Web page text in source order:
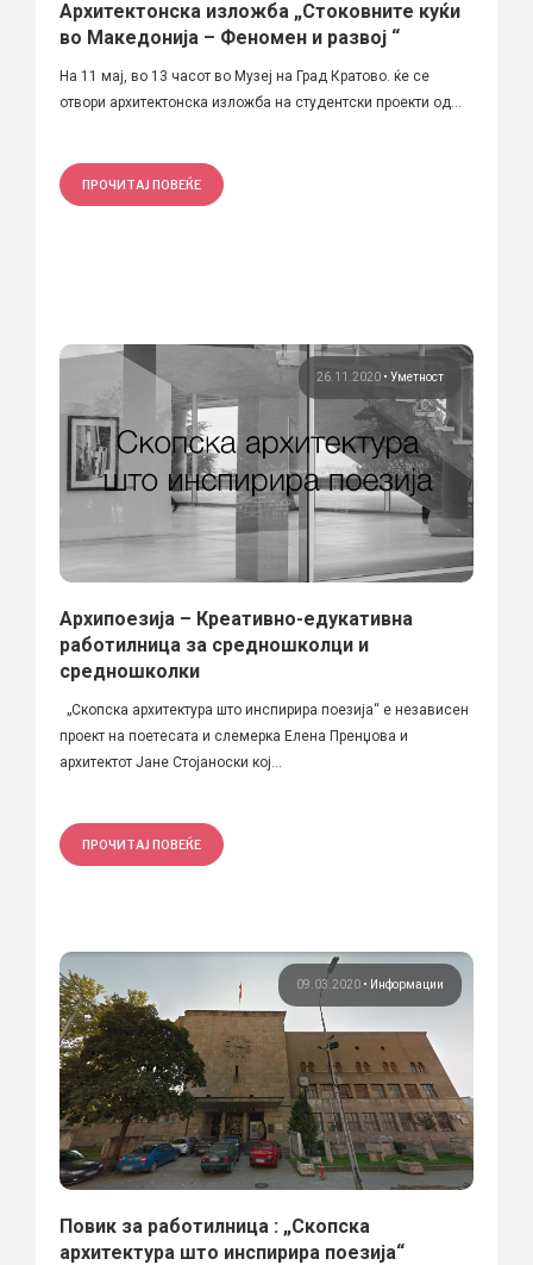
Архитектонска изложба „Стоковните куќи
во Македонија – Феномен и развој “
На 11 мај, во 13 часот во Музеј на Град Кратово. ќе се
отвори архитектонска изложба на студентски проекти од...
ПРОЧИТАЈ ПОВЕЌЕ
26.11.2020 • Уметност
Архипоезија – Креативно-едукативна
работилница за средношколци и
средношколки
„Скопска архитектура што инспирира поезија“ е независен
проект на поетесата и слемерка Елена Пренџова и
архитектот Јане Стојаноски кој...
ПРОЧИТАЈ ПОВЕЌЕ
09.03.2020 • Информации
Повик за работилница : „Скопска
архитектура што инспирира поезија“